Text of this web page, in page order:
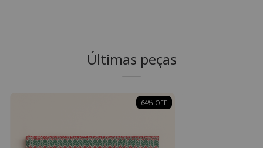
Últimas peças
64% OFF